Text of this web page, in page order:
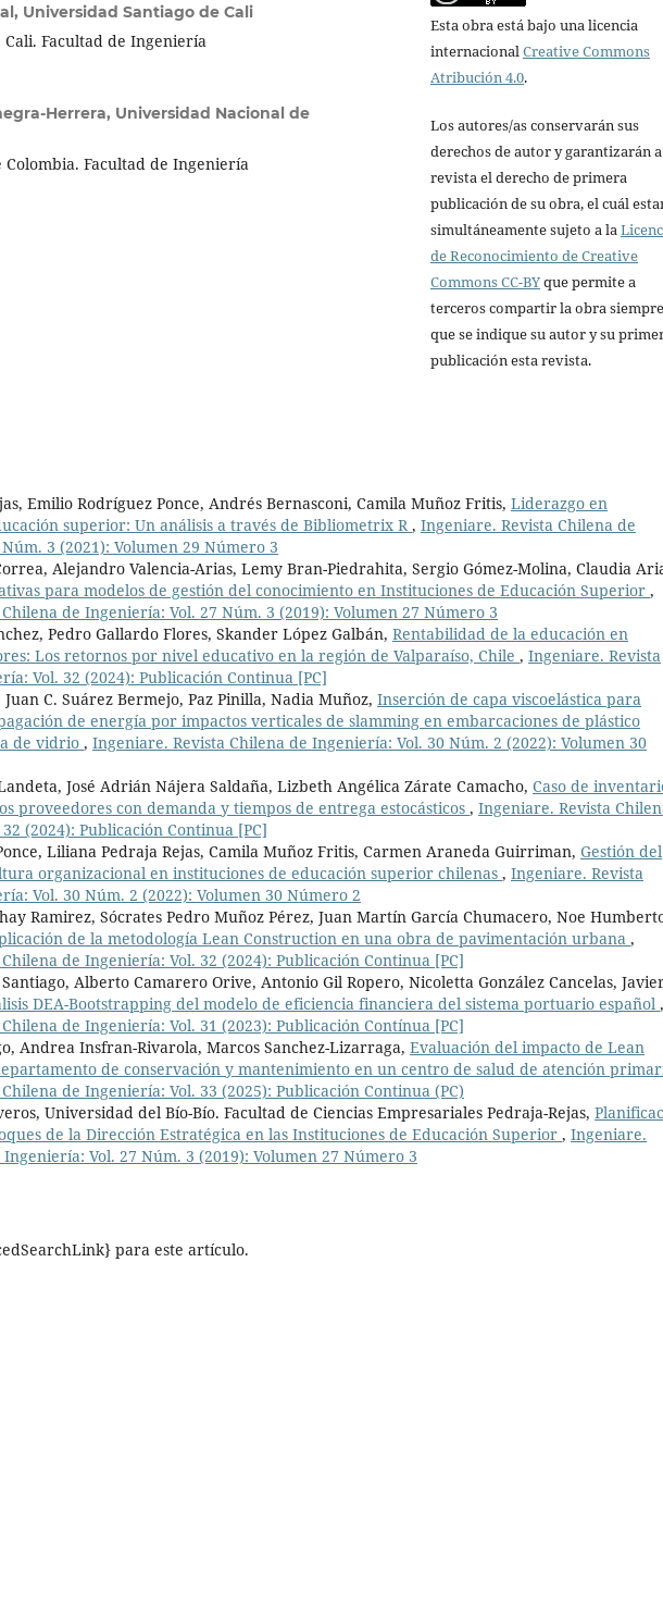
Universidad Santiago de Cali
Facultad de Ingeniería
Herrera, Universidad Nacional de
Facultad de Ingeniería
Esta obra está bajo una licencia
internacionalCreative Commons
Atribución 4.0.
Los autores/as conservarán sus
derechos de autor y garantizarán
revista el derecho de primera
publicación de su obra, el cuál
simultáneamente sujeto a la
de Reconocimiento de Creative
Commons CC-BYque permite a
terceros compartir la obra siempre
que se indique su autor y su
publicación esta revista.
Emilio Rodríguez Ponce, Andrés Bernasconi, Camila Muñoz Fritis, Liderazgo en
superior: Un análisis a través de Bibliometrix R, Ingeniare. Revista Chilena de
3 (2021): Volumen 29 Número 3
Alejandro Valencia-Arias, Lemy Bran-Piedrahita, Sergio Gómez-Molina, Claudia
para modelos de gestión del conocimiento en Instituciones de Educación Superior ,
de Ingeniería: Vol. 27 Núm. 3 (2019): Volumen 27 Número 3
Pedro Gallardo Flores, Skander López Galbán, Rentabilidad de la educación en
Los retornos por nivel educativo en la región de Valparaíso, Chile , Ingeniare. Revista
Vol. 32 (2024): Publicación Continua [PC]
C. Suárez Bermejo, Paz Pinilla, Nadia Muñoz, Inserción de capa viscoelástica para
de energía por impactos verticales de slamming en embarcaciones de plástico
de vidrio , Ingeniare. Revista Chilena de Ingeniería: Vol. 30 Núm. 2 (2022): Volumen 30
José Adrián Nájera Saldaña, Lizbeth Angélica Zárate Camacho, Caso de
proveedores con demanda y tiempos de entrega estocásticos , Ingeniare. Revista
(2024): Publicación Continua [PC]
Liliana Pedraja Rejas, Camila Muñoz Fritis, Carmen Araneda Guirriman, Gestión del
organizacional en instituciones de educación superior chilenas , Ingeniare. Revista
Vol. 30 Núm. 2 (2022): Volumen 30 Número 2
Ramirez, Sócrates Pedro Muñoz Pérez, Juan Martín García Chumacero, Noe
de la metodología Lean Construction en una obra de pavimentación urbana ,
de Ingeniería: Vol. 32 (2024): Publicación Continua [PC]
Alberto Camarero Orive, Antonio Gil Ropero, Nicoletta González Cancelas,
DEA-Bootstrapping del modelo de eficiencia financiera del sistema portuario español ,
de Ingeniería: Vol. 31 (2023): Publicación Contínua [PC]
Andrea Insfran-Rivarola, Marcos Sanchez-Lizarraga, Evaluación del impacto de Lean
de conservación y mantenimiento en un centro de salud de atención
de Ingeniería: Vol. 33 (2025): Publicación Continua (PC)
Universidad del Bío-Bío. Facultad de Ciencias Empresariales Pedraja-Rejas,
de la Dirección Estratégica en las Instituciones de Educación Superior , Ingeniare.
Vol. 27 Núm. 3 (2019): Volumen 27 Número 3
para este artículo.